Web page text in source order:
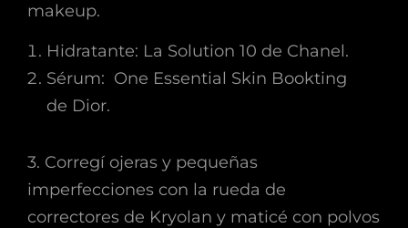
makeup.
Hidratante: La Solution 10 de Chanel.
Sérum: One Essential Skin Bookting
de Dior.
3. Corregí ojeras y pequeñas
imperfecciones con la rueda de
correctores de Kryolan y maticé con polvos